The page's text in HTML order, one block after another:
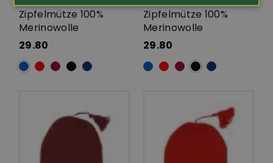
Zipfelmütze 100%
Merinowolle
29.80
Zipfelmütze 100%
Merinowolle
29.80